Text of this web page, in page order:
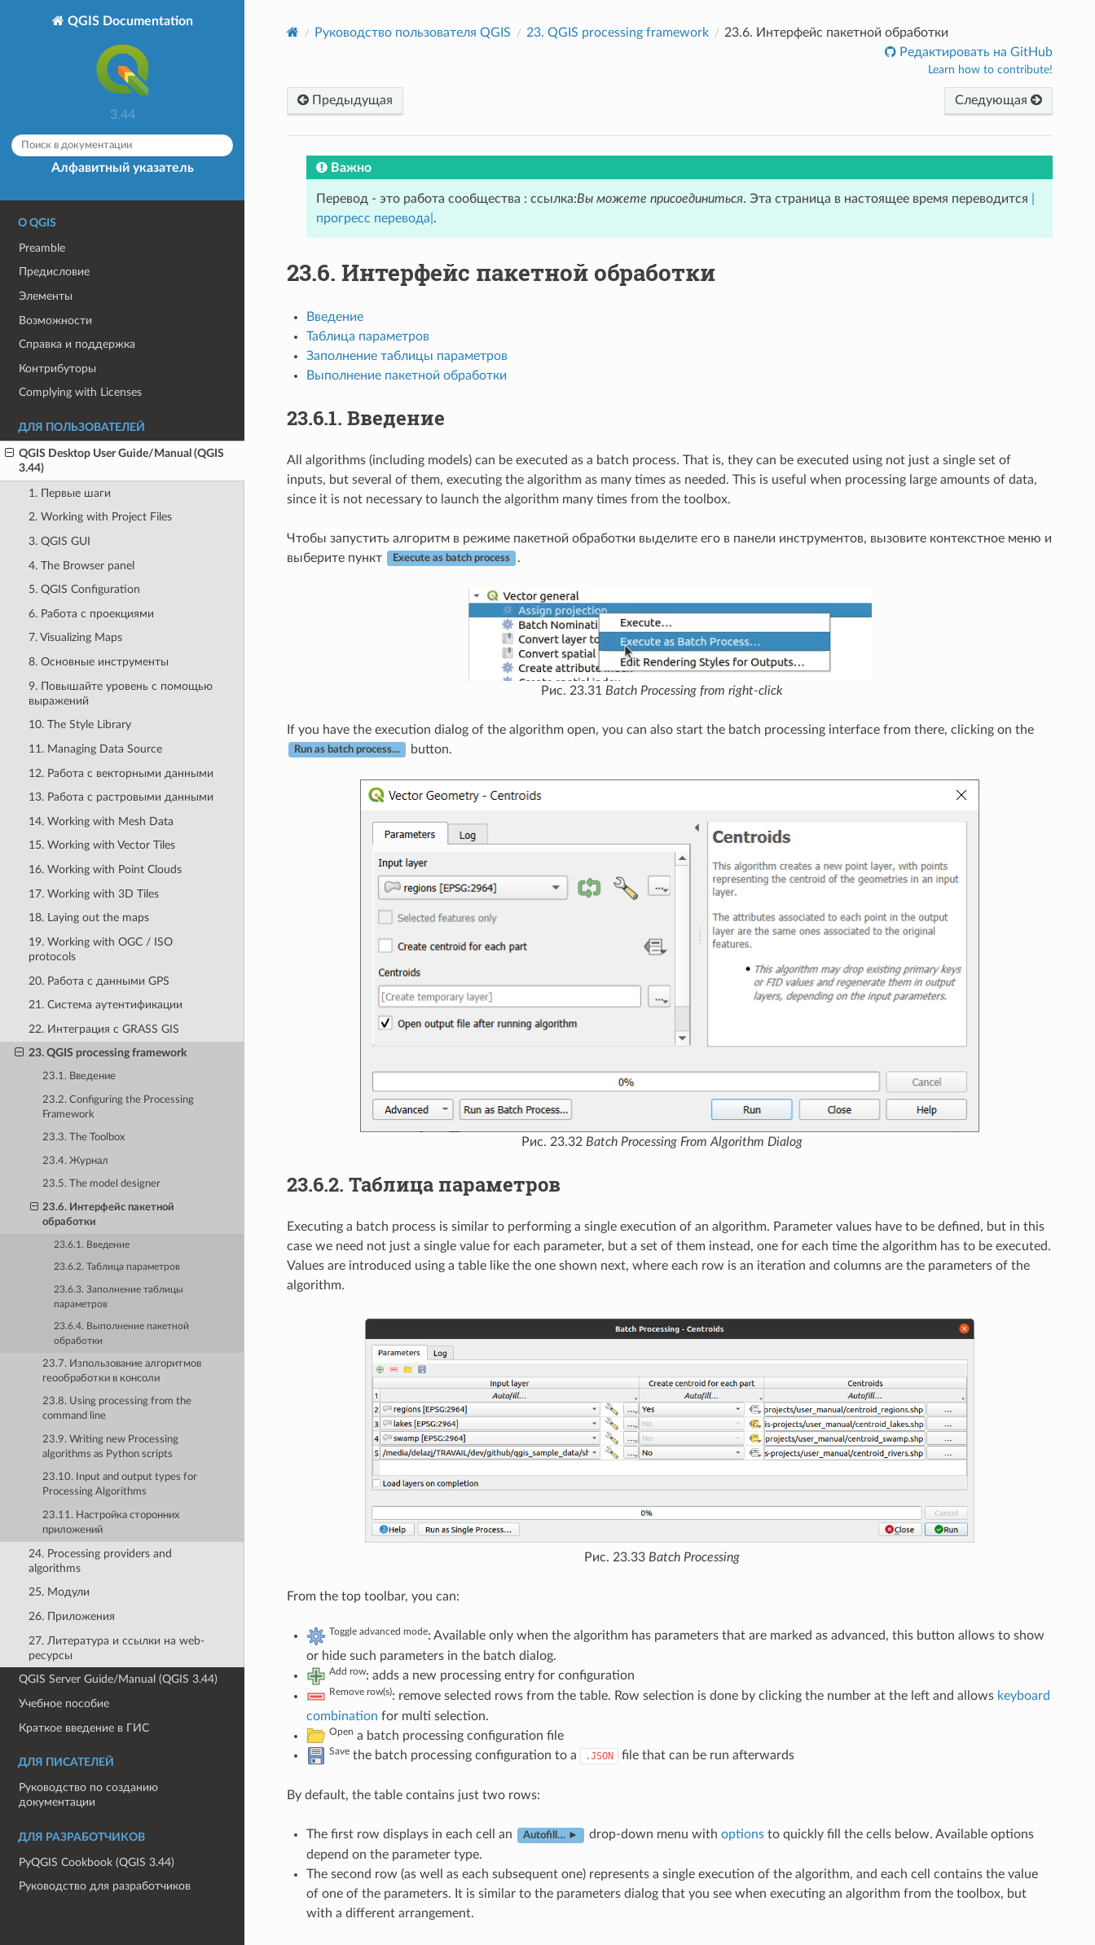
QGIS Documentation
3.44
Алфавитный указатель
О QGIS
Preamble
Предисловие
Элементы
Возможности
Справка и поддержка
Контрибуторы
Complying with Licenses
ДЛЯ ПОЛЬЗОВАТЕЛЕЙ
QGIS Desktop User Guide/Manual (QGIS
3.44)
1. Первые шаги
2. Working with Project Files
3. QGIS GUI
4. The Browser panel
5. QGIS Configuration
6. Работа с проекциями
7. Visualizing Maps
8. Основные инструменты
9. Повышайте уровень с помощью
выражений
10. The Style Library
11. Managing Data Source
12. Работа с векторными данными
13. Работа с растровыми данными
14. Working with Mesh Data
15. Working with Vector Tiles
16. Working with Point Clouds
17. Working with 3D Tiles
18. Laying out the maps
19. Working with OGC / ISO
protocols
20. Работа с данными GPS
21. Система аутентификации
22. Интеграция с GRASS GIS
23. QGIS processing framework
23.1. Введение
23.2. Configuring the Processing
Framework
23.3. The Toolbox
23.4. Журнал
23.5. The model designer
23.6. Интерфейс пакетной
обработки
23.6.1. Введение
23.6.2. Таблица параметров
23.6.3. Заполнение таблицы
параметров
23.6.4. Выполнение пакетной
обработки
23.7. Изпользование алгоритмов
геообработки в консоли
23.8. Using processing from the
command line
23.9. Writing new Processing
algorithms as Python scripts
23.10. Input and output types for
Processing Algorithms
23.11. Настройка сторонних
приложений
24. Processing providers and
algorithms
25. Модули
26. Приложения
27. Литература и ссылки на web-
ресурсы
QGIS Server Guide/Manual (QGIS 3.44)
Учебное пособие
Краткое введение в ГИС
ДЛЯ ПИСАТЕЛЕЙ
Руководство по созданию
документации
ДЛЯ РАЗРАБОТЧИКОВ
PyQGIS Cookbook (QGIS 3.44)
Руководство для разработчиков
Руководство пользователя QGIS 23. QGIS processing framework 23.6. Интерфейс пакетной обработки
Редактировать на GitHub
Learn how to contribute!
Предыдущая Следующая
Важно
Перевод - это работа сообщества : ссылка:Вы можете присоединиться. Эта страница в настоящее время переводится
прогресс перевода| .
23.6. Интерфейс пакетной обработки
Введение
Таблица параметров
Заполнение таблицы параметров
Выполнение пакетной обработки
23.6.1. Введение
All algorithms (including models) can be executed as a batch process. That is, they can be executed using not just a single set of
inputs, but several of them, executing the algorithm as many times as needed. This is useful when processing large amounts of data,
since it is not necessary to launch the algorithm many times from the toolbox.
Чтобы запустить алгоритм в режиме пакетной обработки выделите его в панели инструментов, вызовите контекстное меню и
выберите пункт
Execute as batch process .
Рис. 23.31 Batch Processing from right-click
If you have the execution dialog of the algorithm open, you can also start the batch processing interface from there, clicking on the
Run as batch process… button.
Рис. 23.32 Batch Processing From Algorithm Dialog
23.6.2. Таблица параметров
Executing a batch process is similar to performing a single execution of an algorithm. Parameter values have to be defined, but in this
case we need not just a single value for each parameter, but a set of them instead, one for each time the algorithm has to be executed.
Values are introduced using a table like the one shown next, where each row is an iteration and columns are the parameters of the
algorithm.
Рис. 23.33 Batch Processing
From the top toolbar, you can:
Toggle advanced mode: Available only when the algorithm has parameters that are marked as advanced, this button allows to show
or hide such parameters in the batch dialog.
Add row: adds a new processing entry for configuration
Remove row(s): remove selected rows from the table. Row selection is done by clicking the number at the left and allows keyboard
combination for multi selection.
Open a batch processing configuration file
Savethe batch processing configuration to a .JSON file that can be run afterwards
By default, the table contains just two rows:
The first row displays in each cell an Autofill… ► drop-down menu with optionsto quickly fill the cells below. Available options
depend on the parameter type.
The second row (as well as each subsequent one) represents a single execution of the algorithm, and each cell contains the value
of one of the parameters. It is similar to the parameters dialog that you see when executing an algorithm from the toolbox, but
with a different arrangement.